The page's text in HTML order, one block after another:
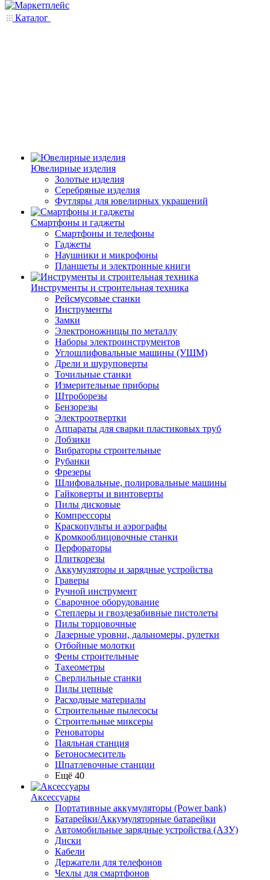
Каталог
Ювелирные изделия
Золотые изделия
Серебряные изделия
Футляры для ювелирных украшений
Смартфоны и гаджеты
Смартфоны и телефоны
Гаджеты
Наушники и микрофоны
Планшеты и электронные книги
Инструменты и строительная техника
Рейсмусовые станки
Инструменты
Замки
Электроножницы по металлу
Наборы электроинструментов
Углошлифовальные машины (УШМ)
Дрели и шуруповерты
Точильные станки
Измерительные приборы
Штроборезы
Бензорезы
Электроотвертки
Аппараты для сварки пластиковых труб
Лобзики
Вибраторы строительные
Рубанки
Фрезеры
Шлифовальные, полировальные машины
Гайковерты и винтоверты
Пилы дисковые
Компрессоры
Краскопульты и аэрографы
Кромкооблицовочные станки
Перфораторы
Плиткорезы
Аккумуляторы и зарядные устройства
Граверы
Ручной инструмент
Сварочное оборудование
Степлеры и гвоздезабивные пистолеты
Пилы торцовочные
Лазерные уровни, дальномеры, рулетки
Отбойные молотки
Фены строительные
Тахеометры
Сверлильные станки
Пилы цепные
Расходные материалы
Строительные пылесосы
Строительные миксеры
Реноваторы
Паяльная станция
Бетоносмеситель
Шпатлевочные станции
Ещё 40
Аксессуары
Портативные аккумуляторы (Power bank)
Батарейки/Аккумуляторные батарейки
Автомобильные зарядные устройства (АЗУ)
Диски
Кабели
Держатели для телефонов
Чехлы для смартфонов